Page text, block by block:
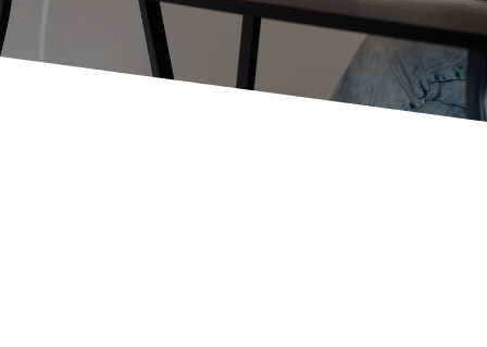
Suivez le guide …